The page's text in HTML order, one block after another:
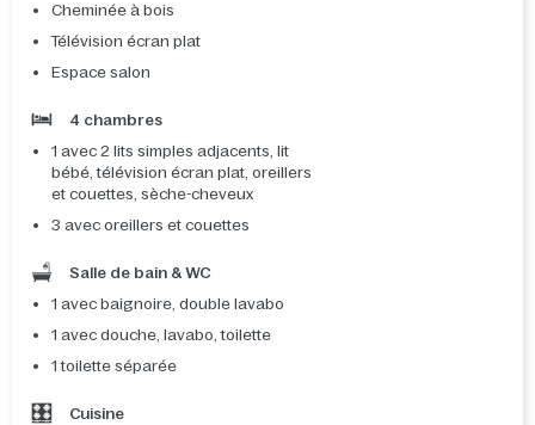
Cheminée à bois
Télévision écran plat
Espace salon
4 chambres
1 avec 2 lits simples adjacents, lit
bébé, télévision écran plat, oreillers
et couettes, sèche-cheveux
3 avec oreillers et couettes
Salle de bain & WC
1 avec baignoire, double lavabo
1 avec douche, lavabo, toilette
1 toilette séparée
Cuisine